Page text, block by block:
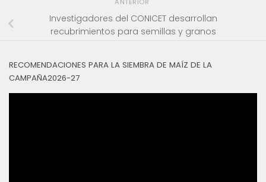
ANTERIOR
Investigadores del CONICET desarrollan
recubrimientos para semillas y granos
RECOMENDACIONES PARA LA SIEMBRA DE MAÍZ DE LA
CAMPAÑA2026-27